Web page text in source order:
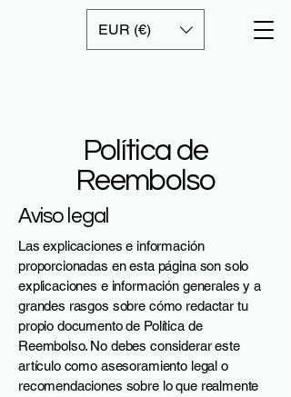
EUR (€)
Política de
Reembolso
Aviso legal
Las explicaciones e información
proporcionadas en esta página son solo
explicaciones e información generales y a
grandes rasgos sobre cómo redactar tu
propio documento de Política de
Reembolso. No debes considerar este
artículo como asesoramiento legal o
recomendaciones sobre lo que realmente